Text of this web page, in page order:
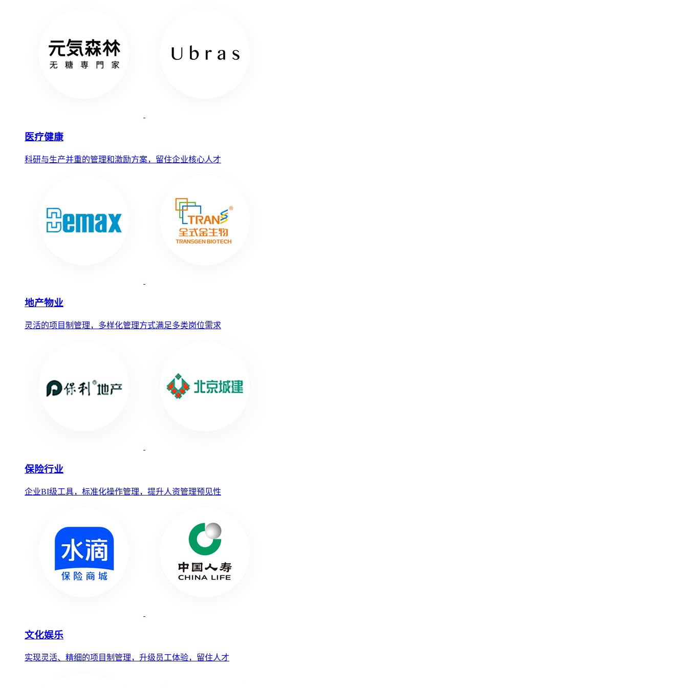
医疗健康
科研与生产并重的管理和激励方案，留住企业核心人才
地产物业
灵活的项目制管理，多样化管理方式满足多类岗位需求
保险行业
企业BI级工具，标准化操作管理，提升人资管理预见性
文化娱乐
实现灵活、精细的项目制管理，升级员工体验，留住人才